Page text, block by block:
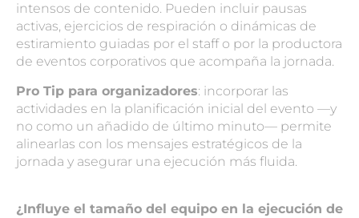
intensos de contenido. Pueden incluir pausas
activas, ejercicios de respiración o dinámicas de
estiramiento guiadas por el staff o por la productora
de eventos corporativos que acompaña la jornada.
Pro Tip para organizadores: incorporar las
actividades en la planificación inicial del evento —y
no como un añadido de último minuto— permite
alinearlas con los mensajes estratégicos de la
jornada y asegurar una ejecución más fluida.
¿Influye el tamaño del equipo en la ejecución de